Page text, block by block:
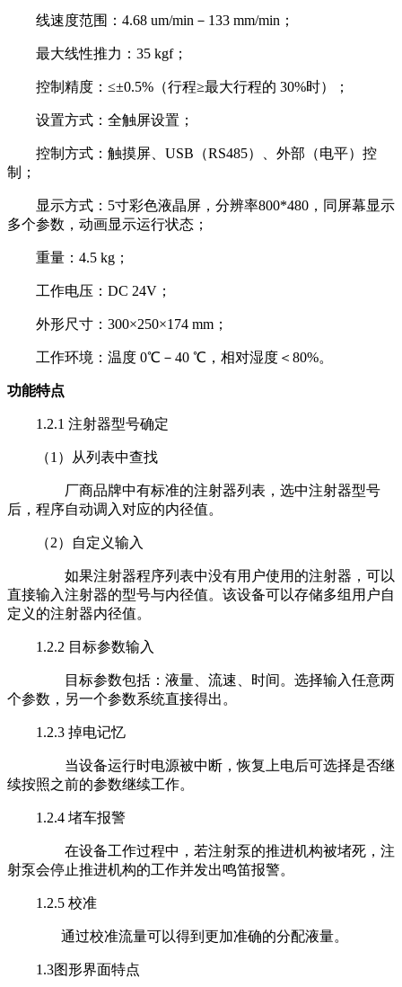
线速度范围：4.68 um/min－133 mm/min；
最大线性推力：35 kgf；
控制精度：≤±0.5%（行程≥最大行程的 30%时）；
设置方式：全触屏设置；
控制方式：触摸屏、USB（RS485）、外部（电平）控
制；
显示方式：5寸彩色液晶屏，分辨率800*480，同屏幕显示
多个参数，动画显示运行状态；
重量：4.5 kg；
工作电压：DC 24V；
外形尺寸：300×250×174 mm；
工作环境：温度 0℃－40 ℃，相对湿度＜80%。
功能特点
1.2.1 注射器型号确定
（1）从列表中查找
厂商品牌中有标准的注射器列表，选中注射器型号
后，程序自动调入对应的内径值。
（2）自定义输入
如果注射器程序列表中没有用户使用的注射器，可以
直接输入注射器的型号与内径值。该设备可以存储多组用户自
定义的注射器内径值。
1.2.2 目标参数输入
目标参数包括：液量、流速、时间。选择输入任意两
个参数，另一个参数系统直接得出。
1.2.3 掉电记忆
当设备运行时电源被中断，恢复上电后可选择是否继
续按照之前的参数继续工作。
1.2.4 堵车报警
在设备工作过程中，若注射泵的推进机构被堵死，注
射泵会停止推进机构的工作并发出鸣笛报警。
1.2.5 校准
通过校准流量可以得到更加准确的分配液量。
1.3图形界面特点